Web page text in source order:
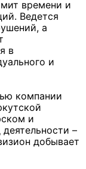
времени и
Ведется
а
в
и
компании
и
–
добывает